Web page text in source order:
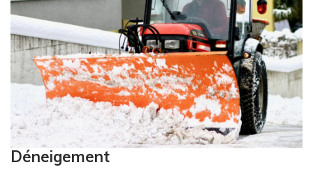
Déneigement